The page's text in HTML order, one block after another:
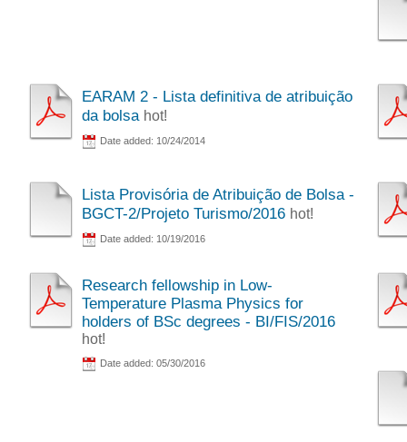
EARAM 2 - Lista definitiva de atribuição
da bolsa hot!
Date added: 10/24/2014
Lista Provisória de Atribuição de Bolsa -
BGCT-2/Projeto Turismo/2016 hot!
Date added: 10/19/2016
Research fellowship in Low-
Temperature Plasma Physics for
holders of BSc degrees - BI/FIS/2016
hot!
Date added: 05/30/2016